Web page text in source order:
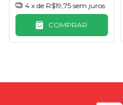
4 x de R$19,75 sem juros
COMPRAR